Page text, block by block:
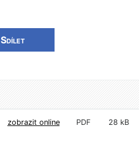
Sdílet
zobrazit online PDF 28 kB